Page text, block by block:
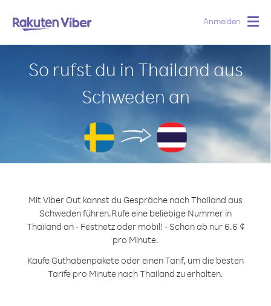
Anmelden
So rufst du in Thailand aus
Schweden an
Mit Viber Out kannst du Gespräche nach Thailand aus
Schweden führen.Rufe eine beliebige Nummer in
Thailand an - Festnetz oder mobil! - Schon ab nur 6.6 ¢
pro Minute.
Kaufe Guthabenpakete oder einen Tarif, um die besten
Tarife pro Minute nach Thailand zu erhalten.